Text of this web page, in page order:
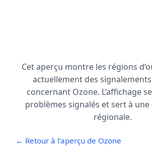
Cet aperçu montre les régions
actuellement des
concernant Ozone. L’affichage
problèmes signalés et sert à
régionale.
← Retour à l’aperçu de Ozone